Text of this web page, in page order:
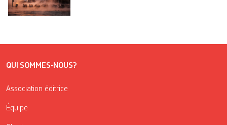
QUI SOMMES-NOUS?
Association éditrice
Équipe